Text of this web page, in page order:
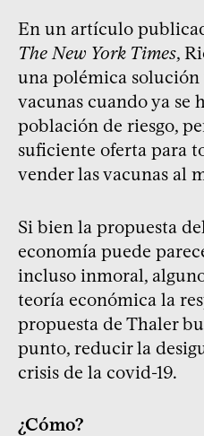
En un artículo
The New York Times,
una polémica solución
vacunas cuando ya se
población de riesgo,
suficiente oferta para
vender las vacunas al
Si bien la propuesta
economía puede
incluso inmoral,
teoría económica la
propuesta de Thaler
punto, reducir la
crisis de la covid-19.
¿Cómo?